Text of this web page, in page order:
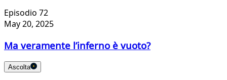
Episodio 72
May 20, 2025
Ma veramente l’inferno è vuoto?
Ascolta